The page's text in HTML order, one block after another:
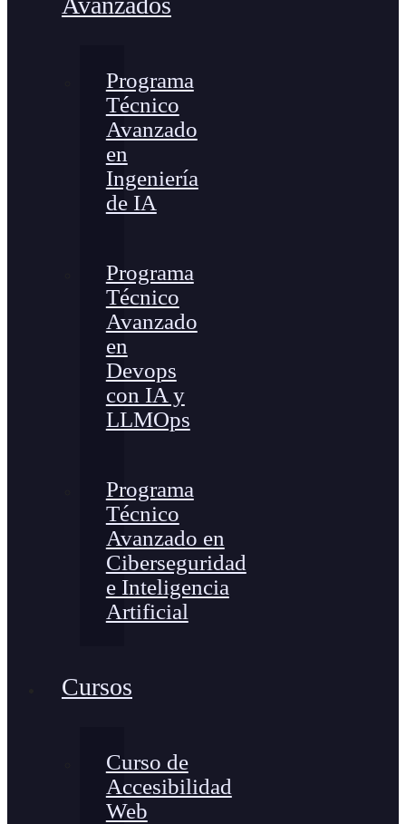
Programa
Técnico
Avanzado
en
Ingeniería
de IA
Programa
Técnico
Avanzado
en
Devops
con IA y
LLMOps
Programa
Técnico
Avanzado en
Ciberseguridad
e Inteligencia
Artificial
Cursos
Curso de
Accesibilidad
Web